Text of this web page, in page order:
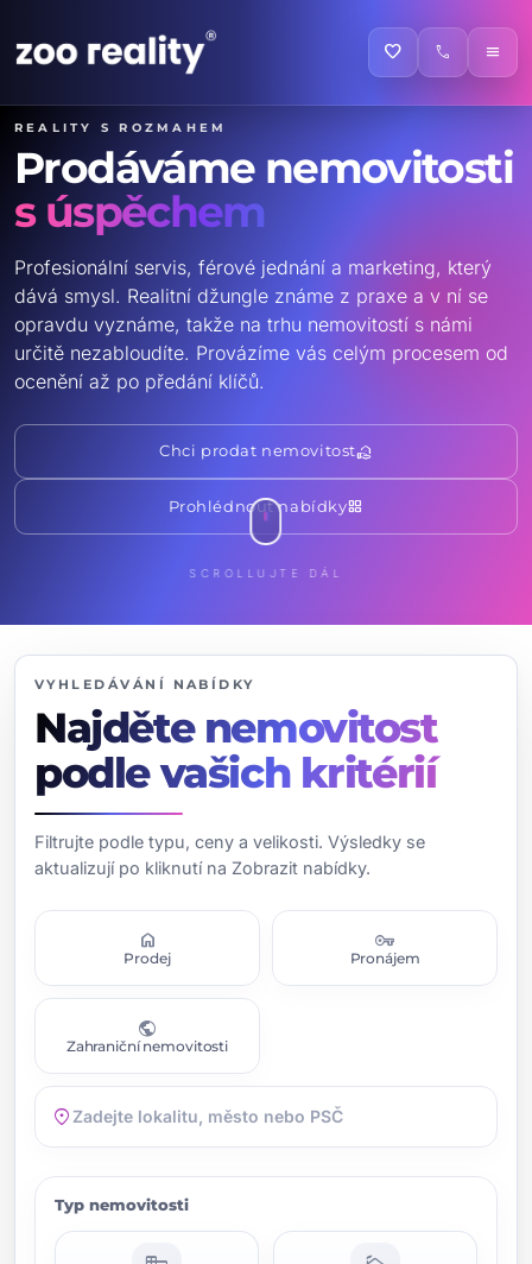
favorite call menu
Reality s rozmahem
Prodáváme nemovitosti
s úspěchem
Profesionální servis, férové jednání a marketing, který
dává smysl. Realitní džungle známe z praxe a v ní se
opravdu vyznáme, takže na trhu nemovitostí s námi
určitě nezabloudíte. Provázíme vás celým procesem od
ocenění až po předání klíčů.
Chci prodat nemovitostreal_estate_agent
Prohlédnout nabídkygrid_view
SCROLLUJTE DÁL
VYHLEDÁVÁNÍ NABÍDKY
Najděte nemovitost
podle vašich kritérií
Filtrujte podle typu, ceny a velikosti. Výsledky se
aktualizují po kliknutí na Zobrazit nabídky.
home
Prodej
vpn_key
Pronájem
public
Zahraniční nemovitosti
location_on
Typ nemovitosti